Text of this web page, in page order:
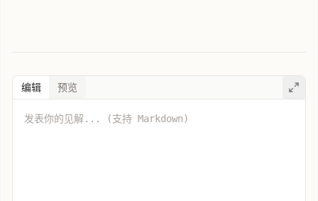
编辑 预览